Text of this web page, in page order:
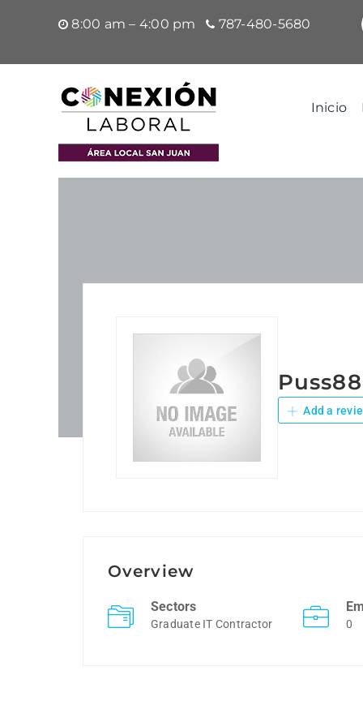
8:00 am – 4:00 pm 787-480-5680
Inicio
Add a
Overview
Sectors
Graduate IT Contractor 0